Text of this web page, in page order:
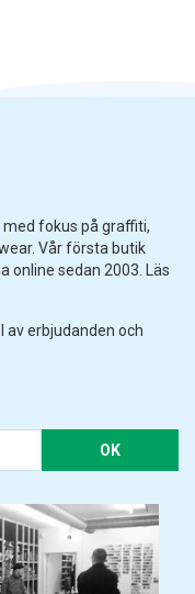
fokus på graffiti,
Vår första butik
online sedan 2003. Läs
av erbjudanden och
OK